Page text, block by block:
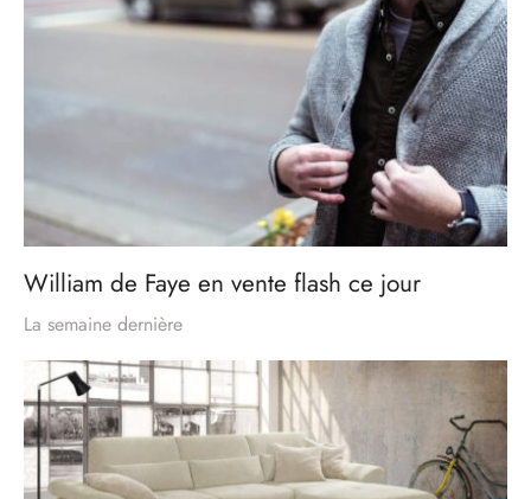
William de Faye en vente flash ce jour
La semaine dernière